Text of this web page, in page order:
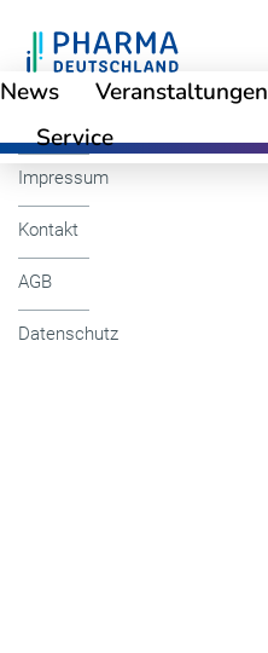
News Veranstaltungen
Service
Cookie-Einstellungen
Impressum
Kontakt
AGB
Datenschutz